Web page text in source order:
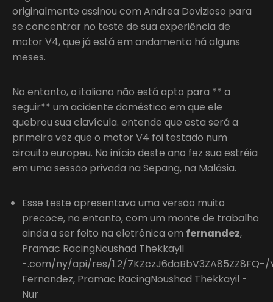
originalmente assinou com Andrea Dovizioso para
se concentrar no teste de sua experiência de
motor V4, que já está em andamento há alguns
meses.
No entanto, o italiano não está apto para ** a
seguir** um acidente doméstico em que ele
quebrou sua clavícula. entende que esta será a
primeira vez que o motor V4 foi testado num
circuito europeu. No início deste ano fez sua estréia
em uma sessão privada na Sepang, na Malásia.
Esse teste apresentava uma versão muito
precoce, no entanto, com um monte de trabalho
ainda a ser feito na eletrônica em fernandez,
Pramac RacingNoushad Thekkayil
-.com/ny/api/res/1.2/7KZczJ6daBbV3ZA85ZZ8FQ-/
Fernandez, Pramac RacingNoushad Thekkayil -
Nur